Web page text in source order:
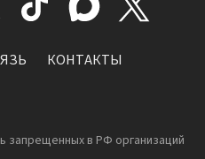
КОНТАКТЫ
запрещенных в РФ организаций